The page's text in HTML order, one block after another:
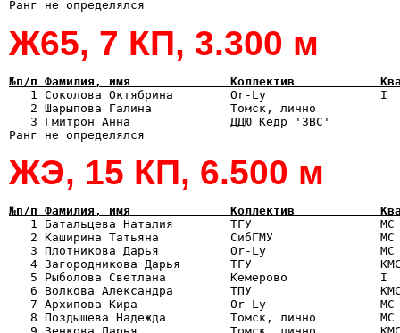
Ж65, 7 КП, 3.300 м
№п/п Фамилия, имя              Коллектив            Квал
1 Соколова Октябрина        Or-Ly                I
2 Шарыпова Галина           Томск, лично
3 Гмитрон Анна              ДДЮ Кедр '3ВС'
ЖЭ, 15 КП, 6.500 м
№п/п Фамилия, имя              Коллектив            Квал
1 Батальцева Наталия        ТГУ                  МС
2 Каширина Татьяна          CибГМУ
3 Плотникова Дарья          Or-Ly
4 Загородникова Дарья       ТГУ
5 Рыболова Светлана         Кемерово
6 Волкова Александра        ТПУ
7 Архипова Кира             Or-Ly
8 Поздышева Надежда         Томск, лично